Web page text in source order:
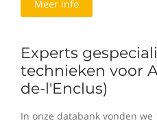
Meer info
Experts
technieken voor
de-l'Enclus)
In onze databank vonden